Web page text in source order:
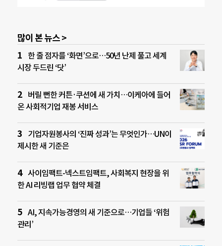
많이 본 뉴스 >
한 줄 점자를 ‘화면’으로…50년 난제 풀고 세계
시장 두드린 ‘닷’
버릴 뻔한 커튼·쿠션에 새 가치…이케아에 들어
온 사회적기업 재봉 서비스
기업자원봉사의 ‘진짜 성과’는 무엇인가…UN이
제시한 새 기준은
사이임팩트-넥스트임팩트, 사회복지 현장을 위
한 AI 리빙랩 업무 협약 체결
AI, 지속가능경영의 새 기준으로…기업들 ‘위험
관리’